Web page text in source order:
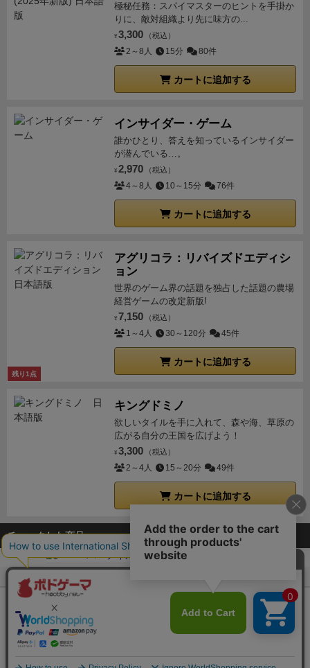
極秘任務：スパイマスターのヒントを手掛か
りに、敵対組織より先に味方の...
¥ 3,300 （税込）
2～8人 15分 80件
カートに追加する
インサイダー・ゲーム
誰かひとり、答えを知っているインサイダー
が潜んでいる…。
¥ 2,970 （税込）
4～8人 10～15分 76件
カートに追加する
残り1点
アグリコラ：リバイズドエディシ
ョン
世界のゲーム界の話題を独占した話題の農場
経営ゲームの改定新版!
¥ 7,150 （税込）
1～4人 30～120分 45件
カートに追加する
キングドミノ
欲しいタイルを手に入れて、森や海、草原の
広がる自分の王国を広げよう！
¥ 3,300 （税込）
2～4人 15～20分 49件
カートに追加する
チェックした商品
【ボドゲーマ】ボードゲームの総合情報サイト
All rights reserved.